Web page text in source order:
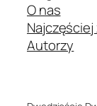
O nas
Autorzy